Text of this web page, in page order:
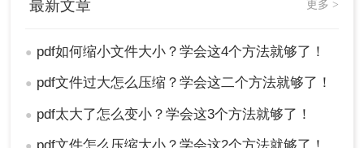
就可以上传文件进行压缩，如果你要压缩的PDF份
夹，将要压缩的PDF文件都传上去。
最新文章 更多 >
● pdf如何缩小文件大小？学会这4个方法就够了！
● pdf文件过大怎么压缩？学会这二个方法就够了！
● pdf太大了怎么变小？学会这3个方法就够了！